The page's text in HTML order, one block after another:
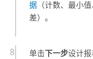
据（计数、最小
差）。
单击下一步设计报